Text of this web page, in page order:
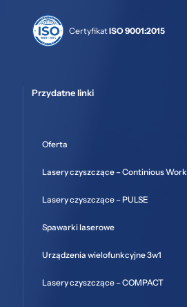
CertyfikatISO 9001:2015
Przydatne linki
Oferta
Lasery czyszczące – Continious Work
Lasery czyszczące – PULSE
Spawarki laserowe
Urządzenia wielofunkcyjne 3w1
Lasery czyszczące – COMPACT